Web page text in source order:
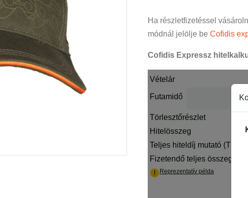
Ha részletfizetéssel
módnál jelölje beCofidis
Cofidis Expressz